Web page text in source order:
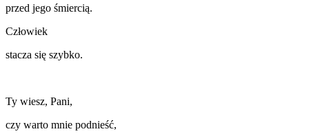
przed jego śmiercią.
Człowiek
stacza się szybko.
Ty wiesz, Pani,
czy warto mnie podnieść,